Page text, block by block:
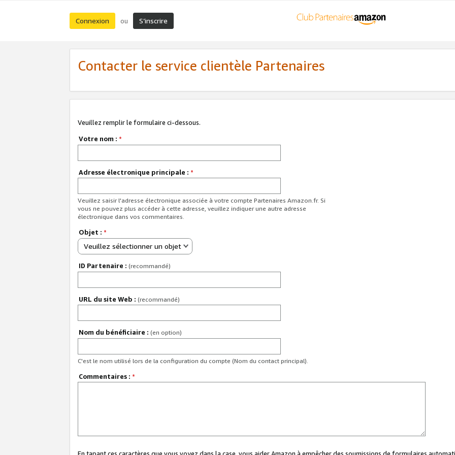
Connexion ou S’inscrire
Contacter le service clientèle Partenaires
Veuillez remplir le formulaire ci-dessous.
Votre nom : *
Adresse électronique principale : *
Veuillez saisir l'adresse électronique associée à votre compte Partenaires Amazon.fr. Si
vous ne pouvez plus accéder à cette adresse, veuillez indiquer une autre adresse
électronique dans vos commentaires.
Objet : *
Veuillez sélectionner un objet
ID Partenaire : (recommandé)
URL du site Web : (recommandé)
Nom du bénéficiaire : (en option)
C'est le nom utilisé lors de la configuration du compte (Nom du contact principal).
Commentaires : *